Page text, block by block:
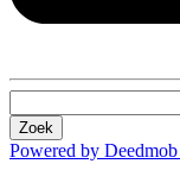
Zoek
Powered by